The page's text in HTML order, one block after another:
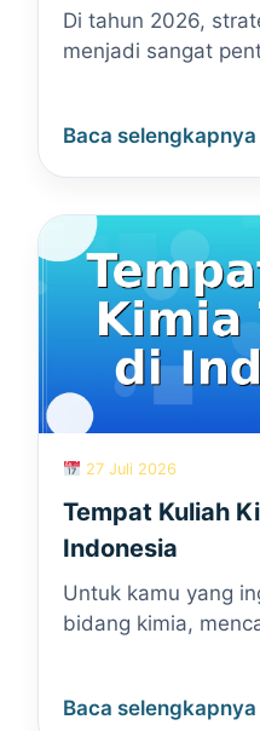
Di tahun 2026,
menjadi sangat
Baca
27 Juli 2026
Tempat Kuliah
Indonesia
Untuk kamu yang
bidang kimia,
Baca